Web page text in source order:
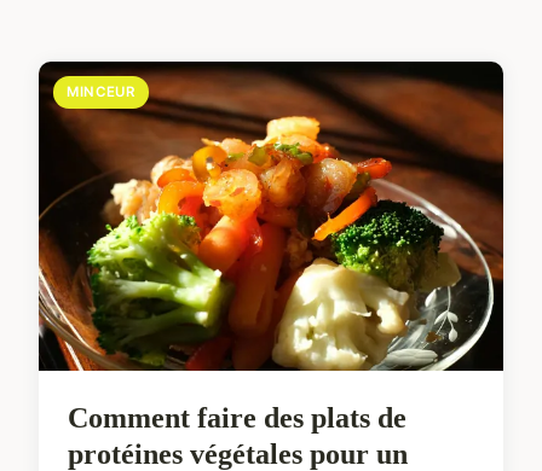
MINCEUR
Comment faire des plats de
protéines végétales pour un